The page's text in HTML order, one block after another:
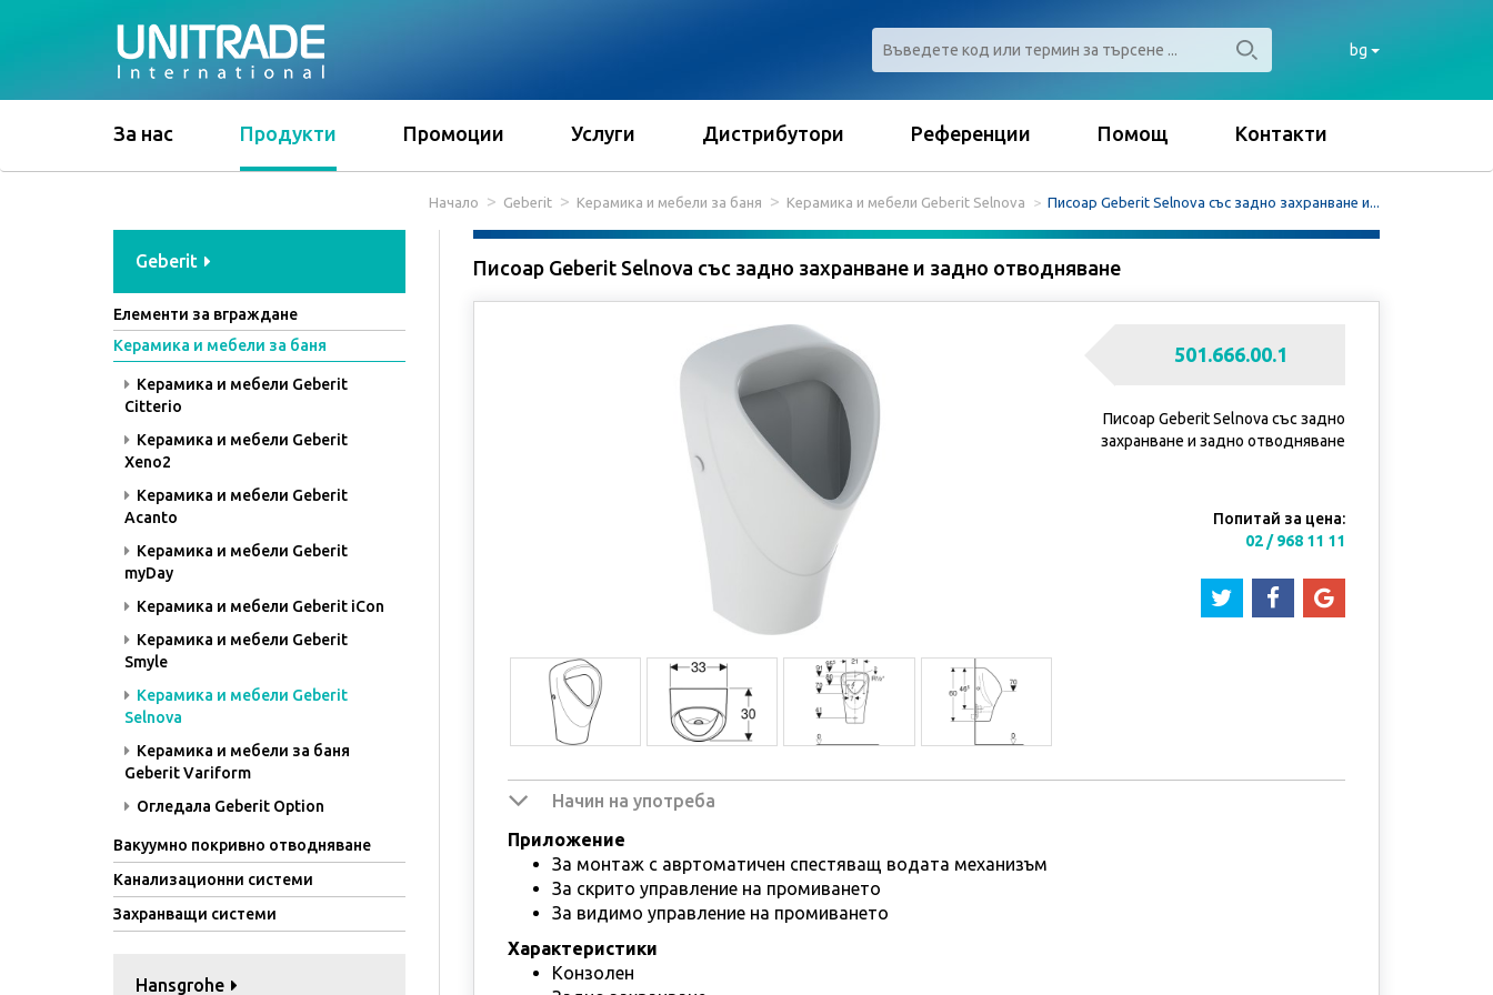
bg
За нас Продукти Промоции Услуги Дистрибутори Референции Помощ Контакти
Начало Geberit Керамика и мебели за баня Керамика и мебели Geberit Selnova Писоар Geberit Selnova със задно захранване и...
Geberit
Елементи за вграждане
Керамика и мебели за баня
Керамика и мебели Geberit
Citterio
Керамика и мебели Geberit
Xeno2
Керамика и мебели Geberit
Acanto
Керамика и мебели Geberit
myDay
Керамика и мебели Geberit iCon
Керамика и мебели Geberit
Smyle
Керамика и мебели Geberit
Selnova
Керамика и мебели за баня
Geberit Variform
Огледала Geberit Option
Вакуумно покривно отводняване
Канализационни системи
Захранващи системи
Hansgrohe
Писоар Geberit Selnova със задно захранване и задно отводняване
501.666.00.1
Писоар Geberit Selnova със задно
захранване и задно отводняване
Попитай за цена:
02 / 968 11 11
Начин на употреба
Приложение
За монтаж с авртоматичен спестяващ водата механизъм
За скрито управление на промиването
За видимо управление на промиването
Характеристики
Конзолен